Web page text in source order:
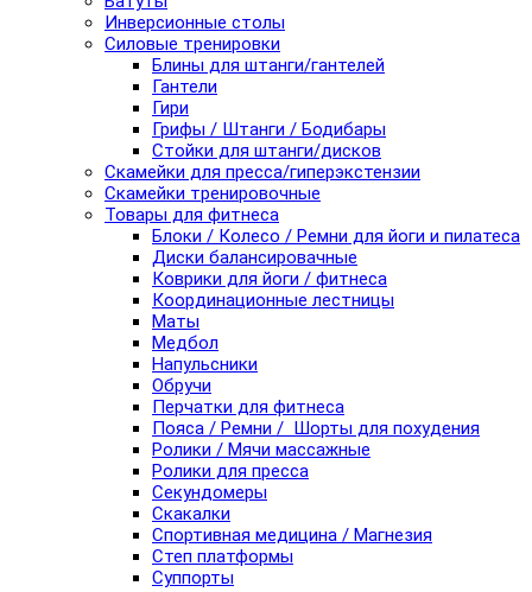
Инверсионные столы
Силовые тренировки
Блины для штанги/гантелей
Гантели
Гири
Грифы / Штанги / Бодибары
Стойки для штанги/дисков
Скамейки для пресса/гиперэкстензии
Скамейки тренировочные
Товары для фитнеса
Блоки / Колесо / Ремни для йоги и пилатеса
Диски балансировачные
Коврики для йоги / фитнеса
Координационные лестницы
Маты
Медбол
Напульсники
Обручи
Перчатки для фитнеса
Пояса / Ремни / Шорты для похудения
Ролики / Мячи массажные
Ролики для пресса
Секундомеры
Скакалки
Спортивная медицина / Магнезия
Степ платформы
Суппорты